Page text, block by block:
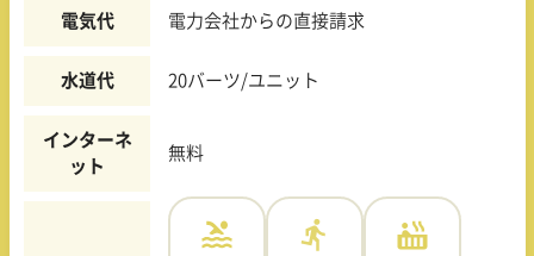
電気代 電力会社からの直接請求
水道代 20バーツ/ユニット
インターネ
ット
無料